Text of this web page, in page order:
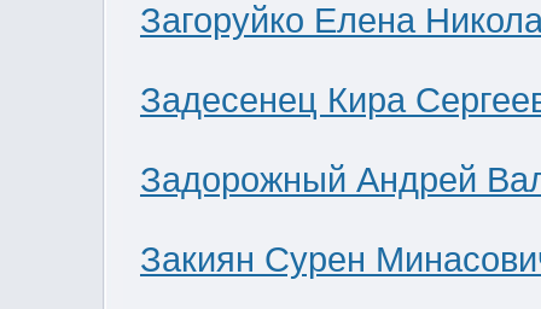
Загоруйко Елена
Задесенец Кира
Задорожный Андрей
Закиян Сурен